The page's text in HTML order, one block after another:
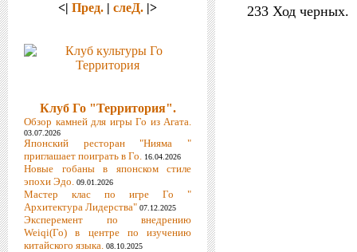
<| Пред. | слеД. |>
Клуб Го "Территория".
Обзор камней для игры Го из Агата.
03.07.2026
Японский ресторан "Нияма "
приглашает поиграть в Го. 16.04.2026
Новые гобаны в японском стиле
эпохи Эдо. 09.01.2026
Мастер клас по игре Го "
Архитектура Лидерства" 07.12.2025
Эксперемент по внедрению
Weiqi(Го) в центре по изучению
китайского языка. 08.10.2025
233 Ход черных.